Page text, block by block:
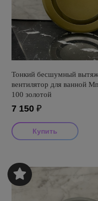
Тонкий бесшумный
вентилятор для ванной
100 золотой
7 150₽